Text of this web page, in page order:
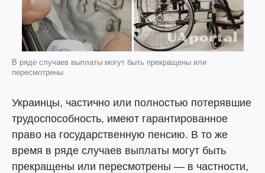
В ряде случаев выплаты могут быть прекращены или
пересмотрены
Украинцы, частично или полностью потерявшие
трудоспособность, имеют гарантированное
право на государственную пенсию. В то же
время в ряде случаев выплаты могут быть
прекращены или пересмотрены — в частности,